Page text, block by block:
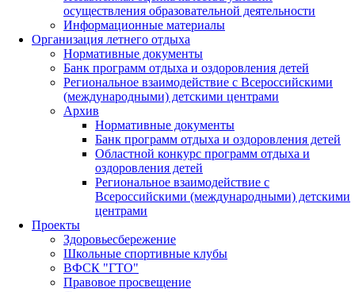
осуществления образовательной деятельности
Информационные материалы
Организация летнего отдыха
Нормативные документы
Банк программ отдыха и оздоровления детей
Региональное взаимодействие с Всероссийскими
(международными) детскими центрами
Архив
Нормативные документы
Банк программ отдыха и оздоровления детей
Областной конкурс программ отдыха и
оздоровления детей
Региональное взаимодействие с
Всероссийскими (международными) детскими
центрами
Проекты
Здоровьесбережение
Школьные спортивные клубы
ВФСК "ГТО"
Правовое просвещение